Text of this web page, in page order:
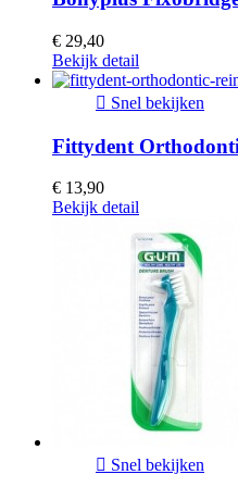
€ 29,40
Bekijk detail
 Snel bekijken
Fittydent
€ 13,90
Bekijk detail
 Snel bekijken